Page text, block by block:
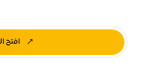
افتح